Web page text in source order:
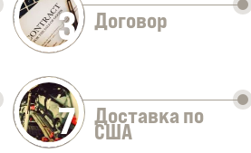
3 Договор
7 Доставка по
США